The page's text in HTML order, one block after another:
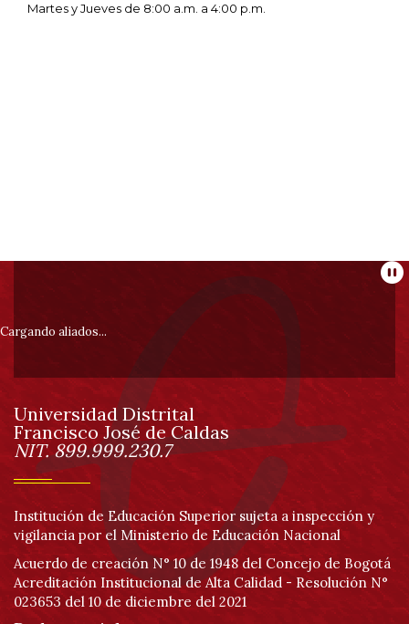
Martes y Jueves de 8:00 a.m. a 4:00 p.m.
Información
pie
de
página
Cargando aliados...
Información
Universidad Distrital
Francisco José de Caldas
NIT. 899.999.230.7
Institución de Educación Superior sujeta a inspección y
vigilancia por el Ministerio de Educación Nacional
Acuerdo de creación N° 10 de 1948 del Concejo de Bogotá
Acreditación Institucional de Alta Calidad - Resolución N°
023653 del 10 de diciembre del 2021